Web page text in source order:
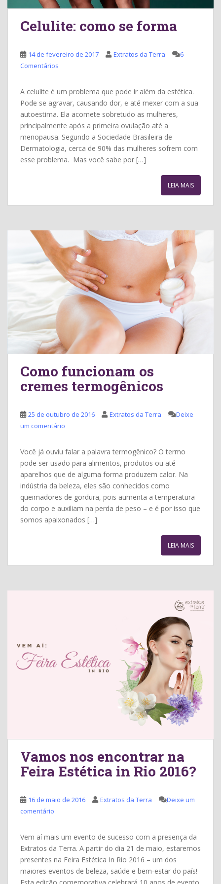
Celulite: como se forma
14 de fevereiro de 2017 Extratos da Terra
6
Comentários
A celulite é um problema que pode ir além da estética.
Pode se agravar, causando dor, e até mexer com a sua
autoestima. Ela acomete sobretudo as mulheres,
principalmente após a primeira ovulação até a
menopausa. Segundo a Sociedade Brasileira de
Dermatologia, cerca de 90% das mulheres sofrem com
esse problema. Mas você sabe por […]
LEIA MAIS
Como funcionam os
cremes termogênicos
25 de outubro de 2016 Extratos da Terra
Deixe
um comentário
Você já ouviu falar a palavra termogênico? O termo
pode ser usado para alimentos, produtos ou até
aparelhos que de alguma forma produzem calor. Na
indústria da beleza, eles são conhecidos como
queimadores de gordura, pois aumenta a temperatura
do corpo e auxiliam na perda de peso – e é por isso que
somos apaixonados […]
LEIA MAIS
Vamos nos encontrar na
Feira Estética in Rio 2016?
16 de maio de 2016 Extratos da Terra
Deixe um
comentário
Vem aí mais um evento de sucesso com a presença da
Extratos da Terra. A partir do dia 21 de maio, estaremos
presentes na Feira Estética In Rio 2016 – um dos
maiores eventos de beleza, saúde e bem-estar do país!